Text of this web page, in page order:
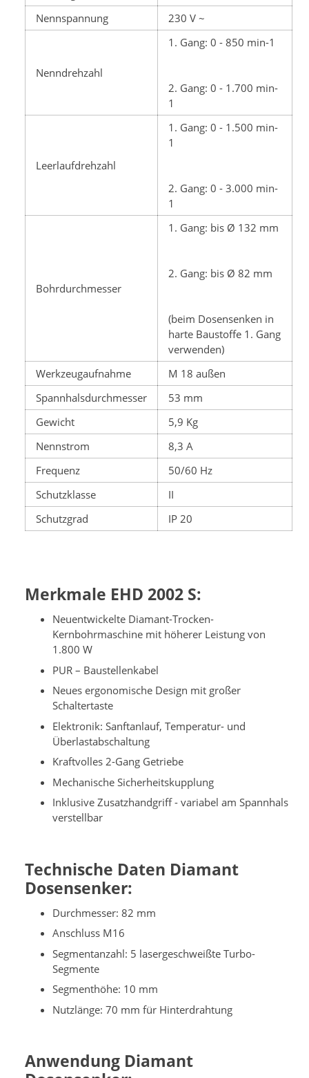
Nennspannung
230 V ~
Nenndrehzahl
1. Gang: 0 - 850 min-1
2. Gang: 0 - 1.700 min-
1
Leerlaufdrehzahl
1. Gang: 0 - 1.500 min-
1
2. Gang: 0 - 3.000 min-
1
Bohrdurchmesser
1. Gang: bis Ø 132 mm
2. Gang: bis Ø 82 mm
(beim Dosensenken in
harte Baustoffe 1. Gang
verwenden)
Werkzeugaufnahme
M 18 außen
Spannhalsdurchmesser
53 mm
Gewicht
5,9 Kg
Nennstrom
8,3 A
Frequenz
50/60 Hz
Schutzklasse
II
Schutzgrad
IP 20
Merkmale EHD 2002 S:
Neuentwickelte Diamant-Trocken-
Kernbohrmaschine mit höherer Leistung von
1.800 W
PUR – Baustellenkabel
Neues ergonomische Design mit großer
Schaltertaste
Elektronik: Sanftanlauf, Temperatur- und
Überlastabschaltung
Kraftvolles 2-Gang Getriebe
Mechanische Sicherheitskupplung
Inklusive Zusatzhandgriff - variabel am Spannhals
verstellbar
Technische Daten Diamant
Dosensenker:
Durchmesser: 82 mm
Anschluss M16
Segmentanzahl: 5 lasergeschweißte Turbo-
Segmente
Segmenthöhe: 10 mm
Nutzlänge: 70 mm für Hinterdrahtung
Anwendung Diamant